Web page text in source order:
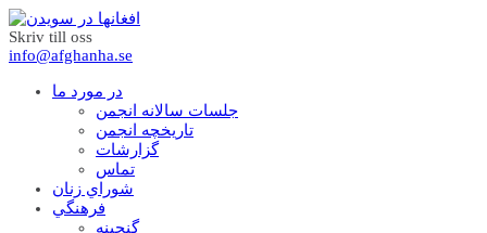
Skriv till oss
info@afghanha.se
در مورد ما
جلسات سالانه انجمن
تاریخچه انجمن
گزارشات
تماس
شوراي زنان
فرهنگي
گنجينه